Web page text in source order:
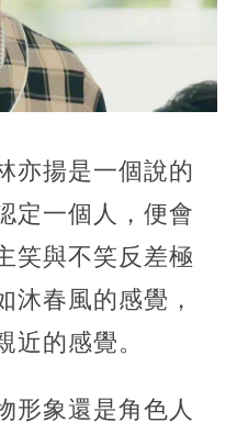
亦揚是一個說的
定一個人，便會
笑與不笑反差極
沐春風的感覺，
近的感覺。
形象還是角色人